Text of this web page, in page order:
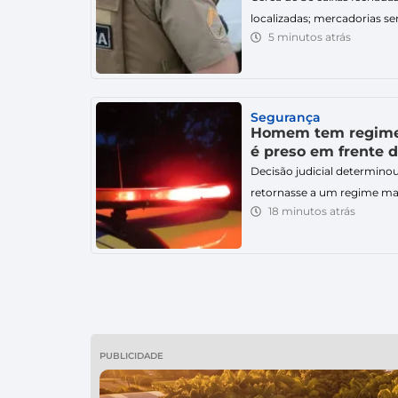
localizadas; mercadorias
Polícia Militar apreendeu
comercial e em um galpão
5 minutos atrás
Segurança
Homem tem
é preso em frente
Decisão judicial
retornasse a um regime
Presídio Regional de
18 minutos atrás
PUBLICIDADE